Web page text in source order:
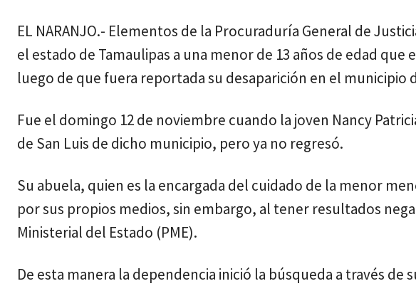
EL NARANJO.- Elementos de la Procuraduría General de
el estado de Tamaulipas a una menor de 13 años de edad
luego de que fuera reportada su desaparición en el municipio
Fue el domingo 12 de noviembre cuando la joven Nancy
de San Luis de dicho municipio, pero ya no regresó.
Su abuela, quien es la encargada del cuidado de la menor
por sus propios medios, sin embargo, al tener resultados
Ministerial del Estado (PME).
De esta manera la dependencia inició la búsqueda a través de